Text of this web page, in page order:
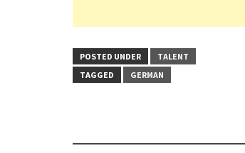
POSTED UNDER
TALENT
TAGGED
GERMAN